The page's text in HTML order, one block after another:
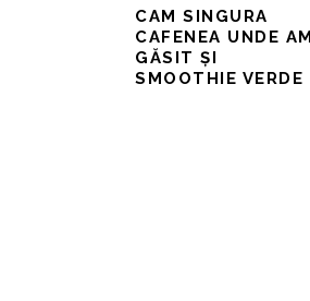
CAM SINGURA
CAFENEA UNDE AM
GĂSIT ȘI
SMOOTHIE VERDE